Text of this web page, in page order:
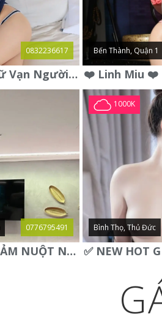
0832236617
❤️An Nhiên❤️Mỹ Nữ Vạn Người Mê,Da Trắng, Mặt Xynh, Đẹp Từng
Bến Thành, Quận 1
0776795491
❣️HÂN BABY❣️GỢI CẢM NUỘT NÀ DÁNG SON XINH XINH QUYẾN RŨ
1000K
Bình Thọ, Thủ Đức